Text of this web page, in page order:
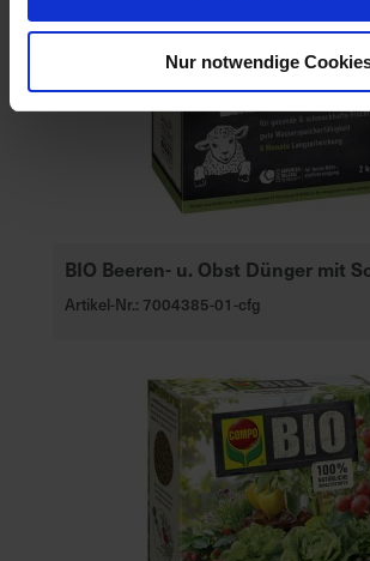
Nur notwendige
BIO Beeren- u. Obst Dünger mit
Artikel-Nr.: 7004385-01-cfg